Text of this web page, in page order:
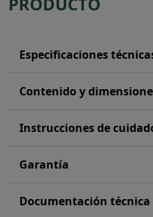
Especificaciones
Contenido y
Instrucciones de
Garantía
Documentación técnica